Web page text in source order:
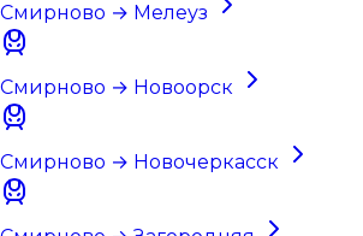
Смирново → Мелеуз
Смирново → Новоорск
Смирново → Новочеркасск